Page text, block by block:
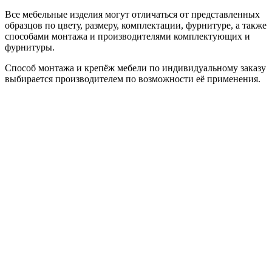
Все мебельные изделия могут отличаться от представленных
образцов по цвету, размеру, комплектации, фурнитуре, а также
способами монтажа и производителями комплектующих и
фурнитуры.
Способ монтажа и крепёж мебели по индивидуальному заказу
выбирается производителем по возможности её применения.